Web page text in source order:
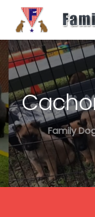
Family